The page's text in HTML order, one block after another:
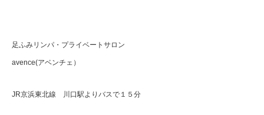
足ふみリンパ・プライベートサロン
avence(アベンチェ）
JR京浜東北線 川口駅よりバスで１５分